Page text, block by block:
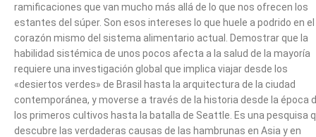
ramificaciones que van mucho más allá de lo que nos ofrecen los
estantes del súper. Son esos intereses lo que huele a podrido en el
corazón mismo del sistema alimentario actual. Demostrar que la
habilidad sistémica de unos pocos afecta a la salud de la mayoría
requiere una investigación global que implica viajar desde los
«desiertos verdes» de Brasil hasta la arquitectura de la ciudad
contemporánea, y moverse a través de la historia desde la época
los primeros cultivos hasta la batalla de Seattle. Es una pesquisa
descubre las verdaderas causas de las hambrunas en Asia y en